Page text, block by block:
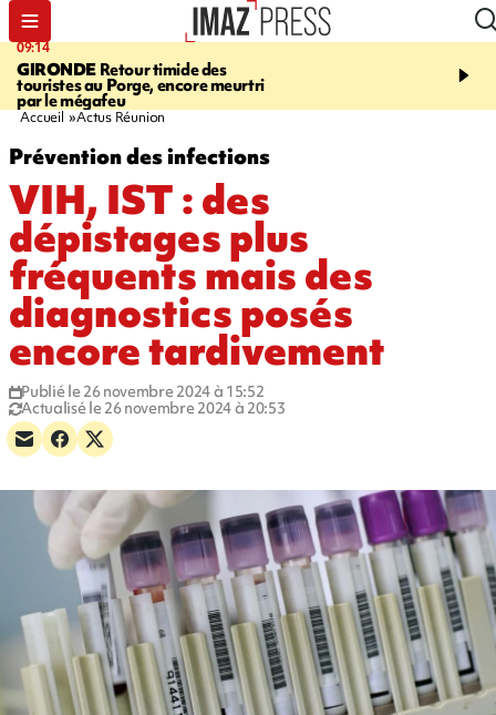
09:14
GIRONDE Retour timide des
touristes au Porge, encore meurtri
par le mégafeu
13:09
Des
font cinq morts en
Accueil Actus Réunion
Prévention des infections
VIH, IST : des
dépistages plus
fréquents mais des
diagnostics posés
encore tardivement
Publié le 26 novembre 2024 à 15:52
Actualisé le 26 novembre 2024 à 20:53